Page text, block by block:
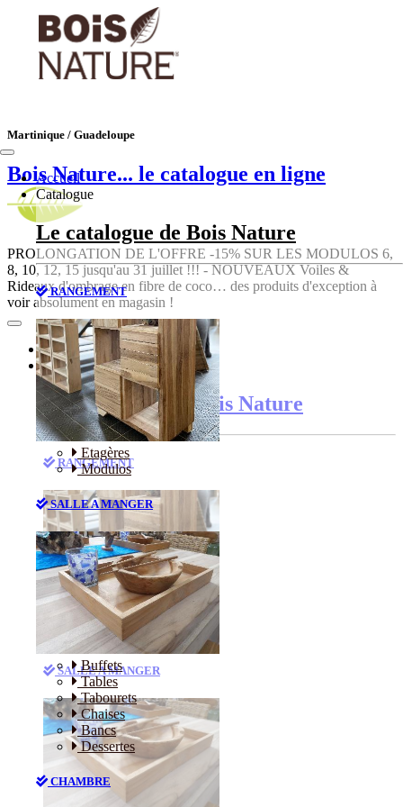
Martinique / Guadeloupe
Bois Nature... le catalogue en ligne
PROLONGATION DE L'OFFRE -15% SUR LES MODULOS 6,
8, 10, 12, 15 jusqu'au 31 juillet !!! - NOUVEAUX Voiles &
Rideaux d'ombrage en fibre de coco… des produits d'exception à
voir absolument en magasin !
Accueil
Catalogue
Le catalogue de Bois Nature
RANGEMENT
Etagères
Modulos
SALLE A MANGER
Buffets
Tables
Tabourets
Chaises
Bancs
Dessertes
CHAMBRE
Accueil
Catalogue
Le catalogue de Bois Nature
RANGEMENT
Etagères
Modulos
SALLE A MANGER